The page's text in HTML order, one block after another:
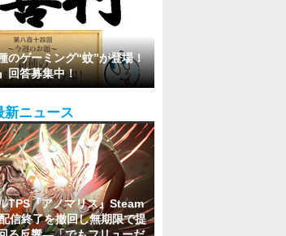
のゲーミング“蚊”が登場！
回答募集中！
新ニュース
TPS『アノマリス』Steam
信終了を撤回し無期限で提